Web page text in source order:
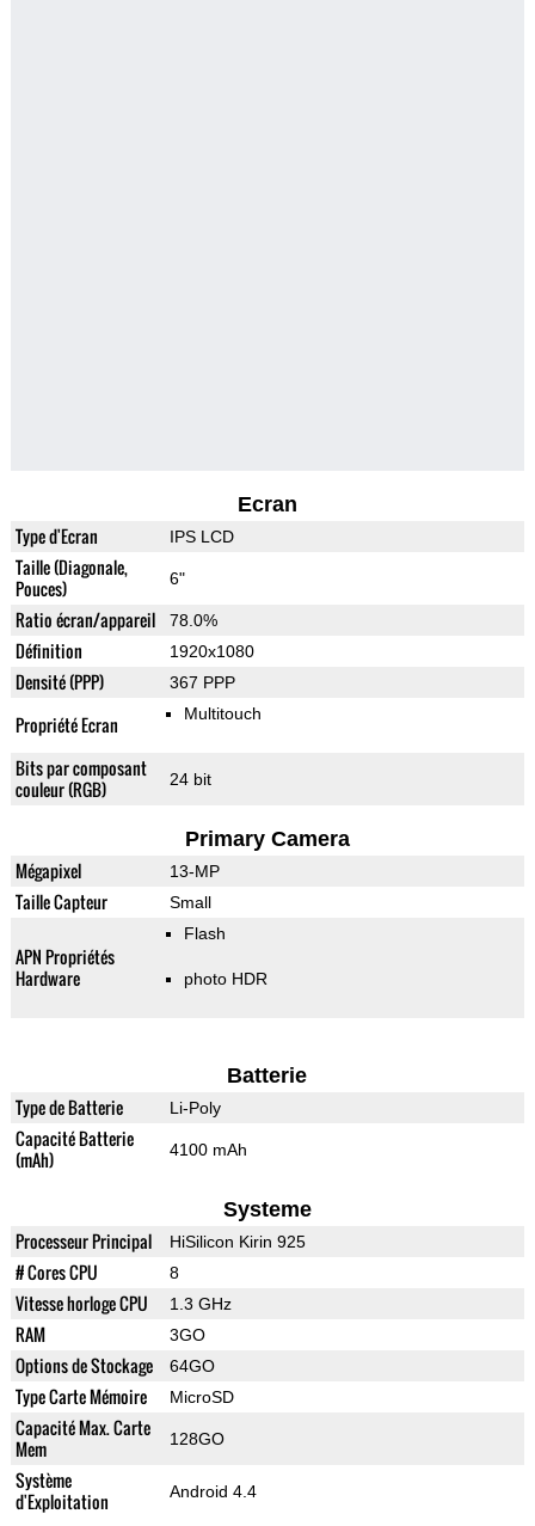
Ecran
Type d'Ecran IPS LCD
Taille (Diagonale,
Pouces)
6"
Ratio écran/appareil 78.0%
Définition 1920x1080
Densité (PPP) 367 PPP
Propriété Ecran Multitouch
Bits par composant
couleur (RGB)
24 bit
Primary Camera
Mégapixel 13-MP
Taille Capteur Small
APN Propriétés
Hardware
Flash
photo HDR
Batterie
Type de Batterie Li-Poly
Capacité Batterie
(mAh)
4100 mAh
Systeme
Processeur Principal HiSilicon Kirin 925
# Cores CPU 8
Vitesse horloge CPU 1.3 GHz
RAM 3GO
Options de Stockage 64GO
Type Carte Mémoire MicroSD
Capacité Max. Carte
Mem
128GO
Système
d'Exploitation
Android 4.4